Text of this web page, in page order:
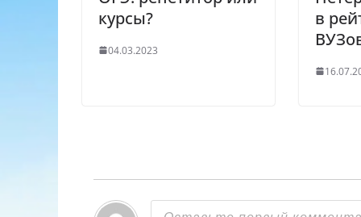
курсы?
04.03.2023
в